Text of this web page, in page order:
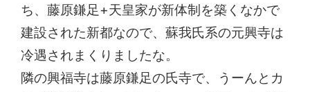
ち、藤原鎌足+天皇家が新体制を築くなかで
建設された新都なので、蘇我氏系の元興寺は
冷遇されまくりましたな。
隣の興福寺は藤原鎌足の氏寺で、うーんとカ